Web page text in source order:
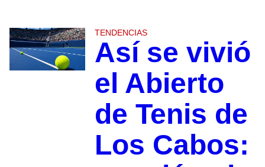
TENDENCIAS
Así se vivió
el Abierto
de Tenis de
Los Cabos: